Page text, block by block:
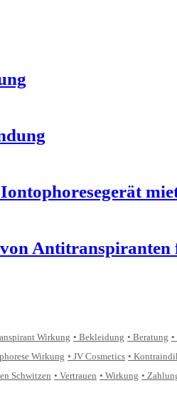
Antitranspiranten
Wirkung Bekleidung Beratung
Wirkung JV Cosmetics
Schwitzen Vertrauen Wirkung